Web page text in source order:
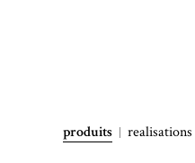
produits realisations